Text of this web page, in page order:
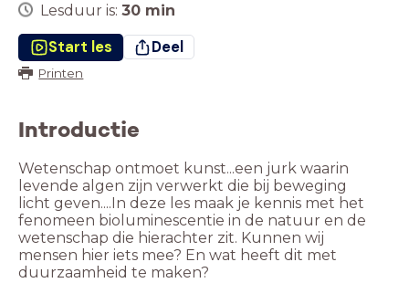
Lesduur is: 30 min
Start les Deel
Printen
Introductie
Wetenschap ontmoet kunst...een jurk waarin
levende algen zijn verwerkt die bij beweging
licht geven....In deze les maak je kennis met het
fenomeen bioluminescentie in de natuur en de
wetenschap die hierachter zit. Kunnen wij
mensen hier iets mee? En wat heeft dit met
duurzaamheid te maken?